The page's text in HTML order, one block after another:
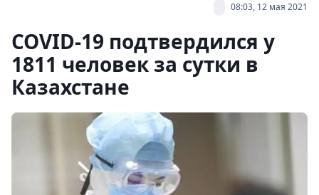
08:03, 12 мая 2021
COVID-19 подтвердился у
1811 человек за сутки в
Казахстане